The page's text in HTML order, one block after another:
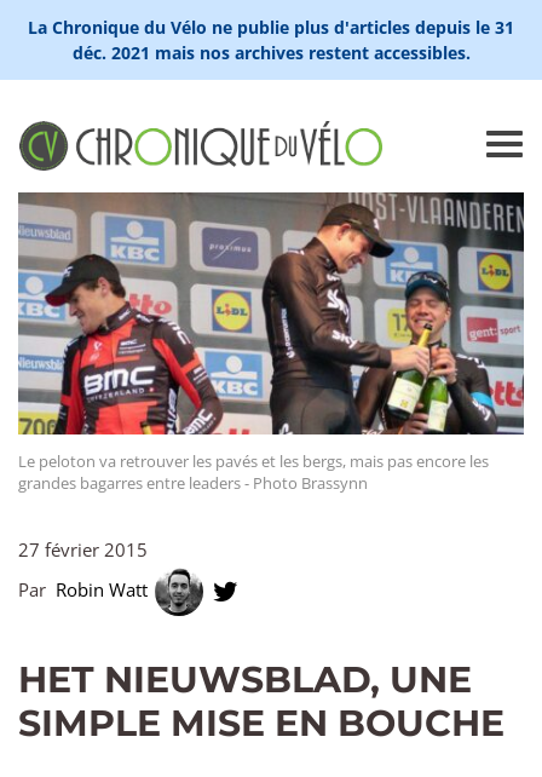
La Chronique du Vélo ne publie plus d'articles depuis le 31
déc. 2021 mais nos archives restent accessibles.
Le peloton va retrouver les pavés et les bergs, mais pas encore les
grandes bagarres entre leaders - Photo Brassynn
27 février 2015
Par Robin Watt
HET NIEUWSBLAD, UNE
SIMPLE MISE EN BOUCHE